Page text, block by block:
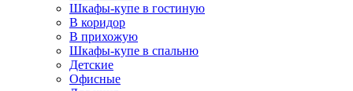
Шкафы-купе в гостиную
В коридор
В прихожую
Шкафы-купе в спальню
Детские
Офисные